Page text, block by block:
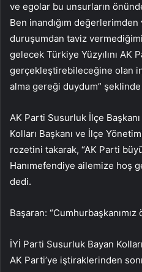
ve egolar bu unsurların
Ben inandığım
duruşumdan taviz
gelecek Türkiye Yüzyılını AK
gerçekleştirebileceğine olan
alma gereği duydum”
AK Parti Susurluk İlçe
Kolları Başkanı ve İlçe
rozetini takarak, “AK Parti
Hanımefendiye ailemize hoş
dedi.
Başaran:
İYİ Parti Susurluk Bayan
AK Parti’ye iştiraklerinden